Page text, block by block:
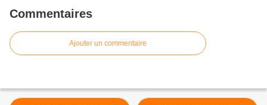
Commentaires
Ajouter un commentaire